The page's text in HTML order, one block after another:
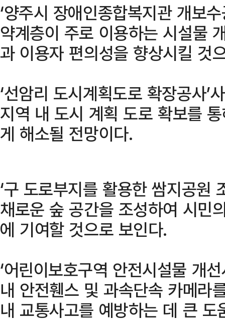
‘양주시 장애인종합복지관 개보
약계층이 주로 이용하는 시설물
과 이용자 편의성을 향상시킬 것
‘선암리 도시계획도로 확장공사’
지역 내 도시 계획 도로 확보를
게 해소될 전망이다.
‘구 도로부지를 활용한 쌈지공원
채로운 숲 공간을 조성하여 시민
에 기여할 것으로 보인다.
‘어린이보호구역 안전시설물 개
내 안전휀스 및 과속단속 카메라
내 교통사고를 예방하는 데 큰